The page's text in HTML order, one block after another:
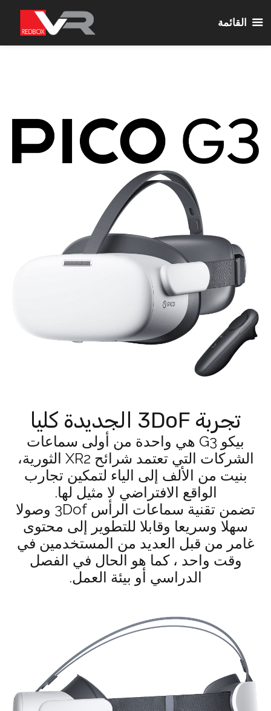
تجربة 3DoF الجديدة كليا
بيكو G3 هي واحدة من أولى سماعات
الشركات التي تعتمد شرائح XR2 الثورية،
بنيت من الألف إلى الياء لتمكين تجارب
الواقع الافتراضي لا مثيل لها.
تضمن تقنية سماعات الرأس 3Dof وصولا
سهلا وسريعا وقابلا للتطوير إلى محتوى
غامر من قبل العديد من المستخدمين في
وقت واحد ، كما هو الحال في الفصل
الدراسي أو بيئة العمل.
القائمة